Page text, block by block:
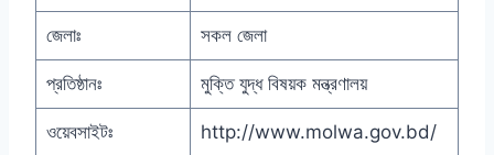
জেলাঃ সকল জেলা
প্রতিষ্ঠানঃ মুক্তি যুদ্ধ বিষয়ক মন্ত্রণালয়
ওয়েবসাইটঃ http://www.molwa.gov.bd/